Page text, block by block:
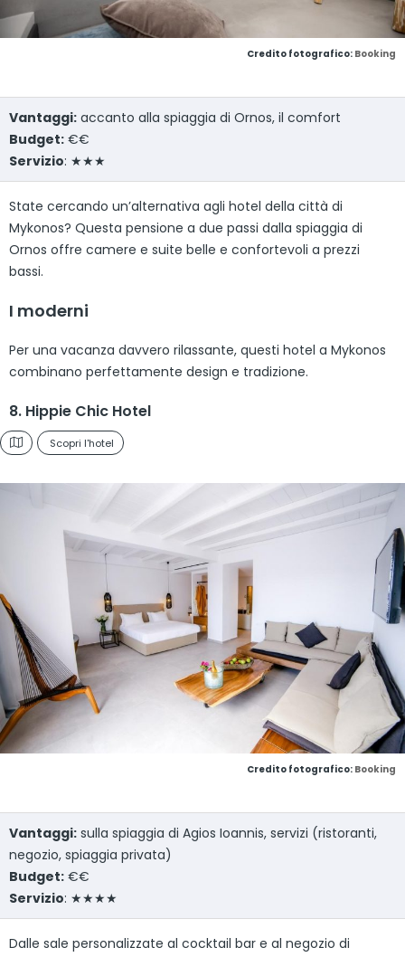
Credito fotografico: Booking
Vantaggi: accanto alla spiaggia di Ornos, il comfort
Budget: €€
Servizio: ★★★
State cercando un’alternativa agli hotel della città di
Mykonos? Questa pensione a due passi dalla spiaggia di
Ornos offre camere e suite belle e confortevoli a prezzi
bassi.
I moderni
Per una vacanza davvero rilassante, questi hotel a Mykonos
combinano perfettamente design e tradizione.
8. Hippie Chic Hotel
Scopri l'hotel
Credito fotografico: Booking
Vantaggi: sulla spiaggia di Agios Ioannis, servizi (ristoranti,
negozio, spiaggia privata)
Budget: €€
Servizio: ★★★★
Dalle sale personalizzate al cocktail bar e al negozio di